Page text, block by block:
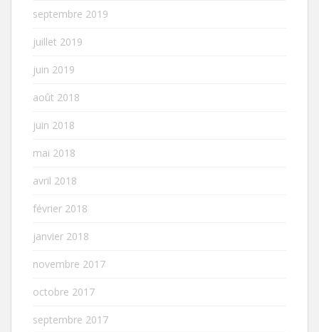
septembre 2019
juillet 2019
juin 2019
août 2018
juin 2018
mai 2018
avril 2018
février 2018
janvier 2018
novembre 2017
octobre 2017
septembre 2017